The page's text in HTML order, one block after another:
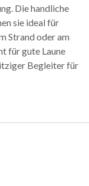
Die handliche
sie ideal für
Strand oder am
für gute Laune
Begleiter für